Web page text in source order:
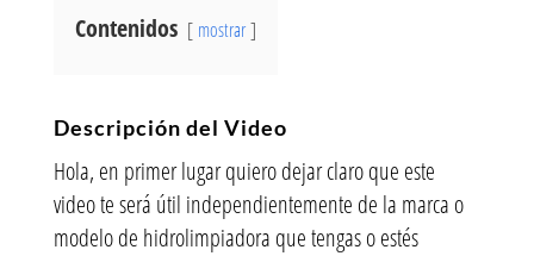
Contenidos mostrar
Descripción del Video
Hola, en primer lugar quiero dejar claro que este
video te será útil independientemente de la marca o
modelo de hidrolimpiadora que tengas o estés